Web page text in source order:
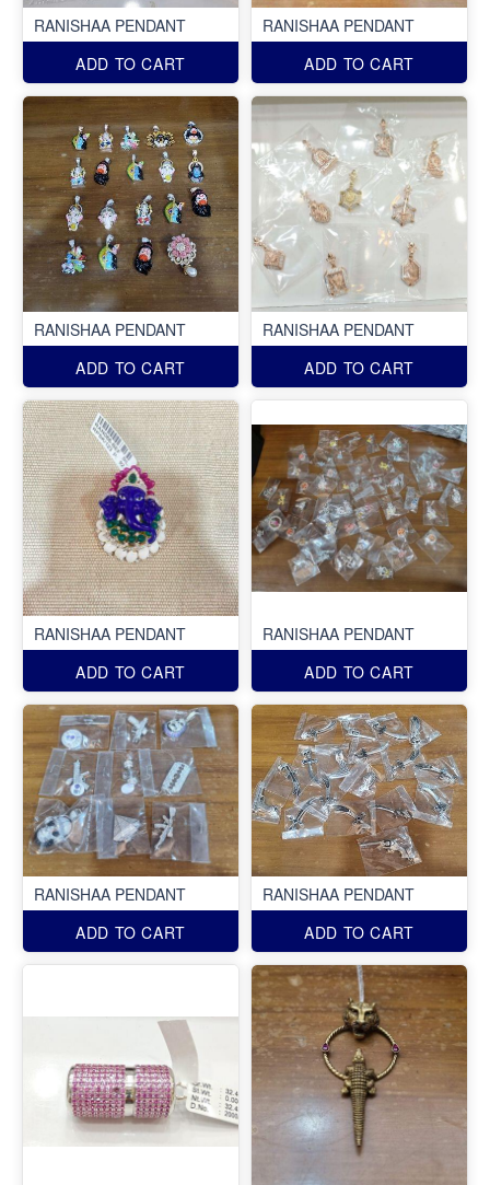
RANISHAA PENDANT
ADD TO CART
RANISHAA PENDANT
ADD TO CART
RANISHAA PENDANT
ADD TO CART
RANISHAA PENDANT
ADD TO CART
RANISHAA PENDANT
ADD TO CART
RANISHAA PENDANT
ADD TO CART
RANISHAA PENDANT
ADD TO CART
RANISHAA PENDANT
ADD TO CART